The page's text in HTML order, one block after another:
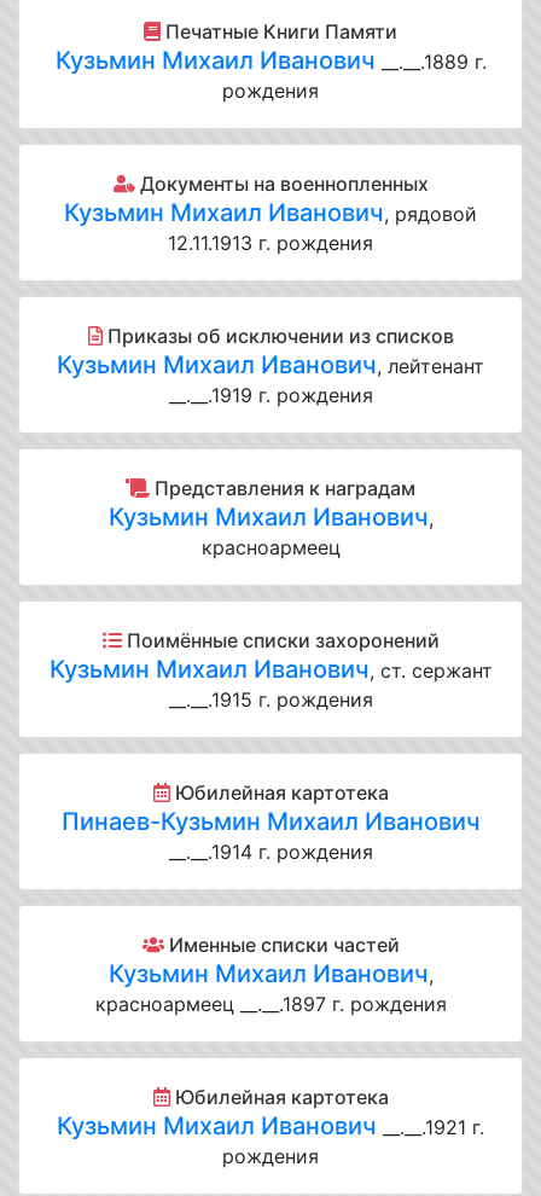
Печатные Книги Памяти
Кузьмин Михаил Иванович __.__.1889 г.
рождения
Документы на военнопленных
Кузьмин Михаил Иванович, рядовой
12.11.1913 г. рождения
Приказы об исключении из списков
Кузьмин Михаил Иванович, лейтенант
__.__.1919 г. рождения
Представления к наградам
Кузьмин Михаил Иванович,
красноармеец
Поимённые списки захоронений
Кузьмин Михаил Иванович, ст. сержант
__.__.1915 г. рождения
Юбилейная картотека
Пинаев-Кузьмин Михаил Иванович
__.__.1914 г. рождения
Именные списки частей
Кузьмин Михаил Иванович,
красноармеец __.__.1897 г. рождения
Юбилейная картотека
Кузьмин Михаил Иванович __.__.1921 г.
рождения